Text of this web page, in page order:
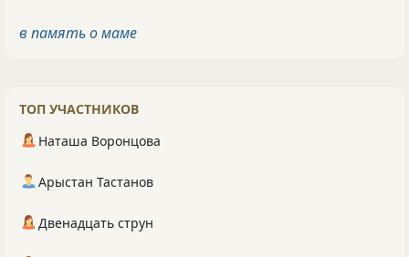
в память о маме
ТОП УЧАСТНИКОВ
Наташа Воронцова
Арыстан Тастанов
Двенадцать струн